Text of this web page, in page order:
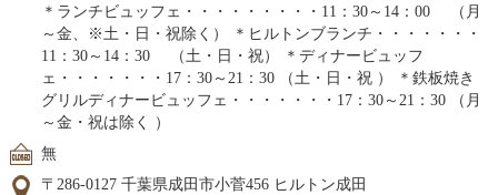
＊ランチビュッフェ・・・・・・・・・11：30～14：00 （月
～金、※土・日・祝除く） ＊ヒルトンブランチ・・・・・・・
11：30～14：30 （土・日・祝） ＊ディナービュッフ
ェ・・・・・・・17：30～21：30 （土・日・祝 ） ＊鉄板焼き
グリルディナービュッフェ・・・・・・・17：30～21：30 （月
～金・祝は除く ）
無
〒286-0127 千葉県成田市小菅456 ヒルトン成田